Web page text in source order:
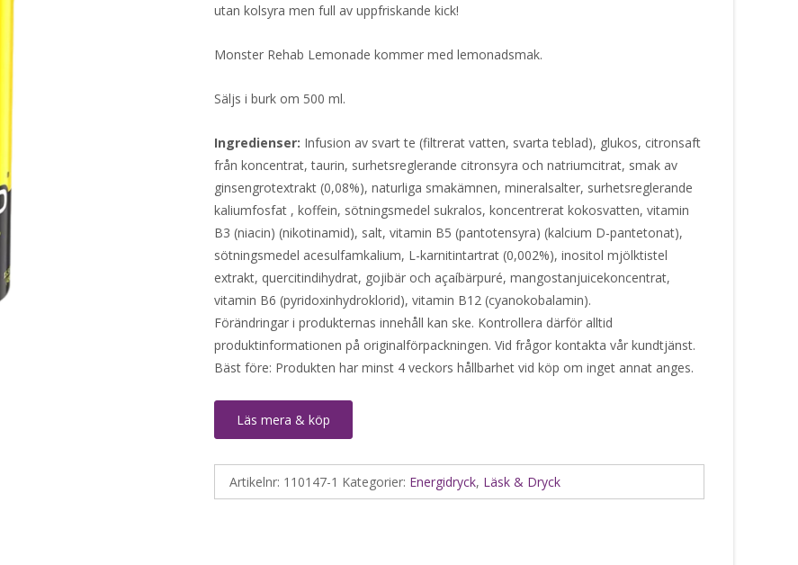
utan kolsyra men full av uppfriskande kick!
Monster Rehab Lemonade kommer med lemonadsmak.
Säljs i burk om 500 ml.
Ingredienser: Infusion av svart te (filtrerat vatten, svarta teblad), glukos, citronsaft
från koncentrat, taurin, surhetsreglerande citronsyra och natriumcitrat, smak av
ginsengrotextrakt (0,08%), naturliga smakämnen, mineralsalter, surhetsreglerande
kaliumfosfat , koffein, sötningsmedel sukralos, koncentrerat kokosvatten, vitamin
B3 (niacin) (nikotinamid), salt, vitamin B5 (pantotensyra) (kalcium D-pantetonat),
sötningsmedel acesulfamkalium, L-karnitintartrat (0,002%), inositol mjölktistel
extrakt, quercitindihydrat, gojibär och açaíbärpuré, mangostanjuicekoncentrat,
vitamin B6 (pyridoxinhydroklorid), vitamin B12 (cyanokobalamin).
Förändringar i produkternas innehåll kan ske. Kontrollera därför alltid
produktinformationen på originalförpackningen. Vid frågor kontakta vår kundtjänst.
Bäst före: Produkten har minst 4 veckors hållbarhet vid köp om inget annat anges.
Läs mera & köp
Artikelnr: 110147-1 Kategorier: Energidryck, Läsk & Dryck